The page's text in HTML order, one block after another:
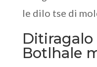
le dilo tse di
Ditiragalo
Botlhale